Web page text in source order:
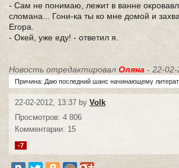
- Сам не понимаю, лежит в ванне
сломана... Гони-ка ты ко мне домой и
Егора.
- Окей, уже еду! - ответил я.
Новость отредактировал Оляна - 22-
Причина: Даю последний шанс начинающему
22-02-2012, 13:37 by Volk
Просмотров: 4 806
Комментарии: 15
-7